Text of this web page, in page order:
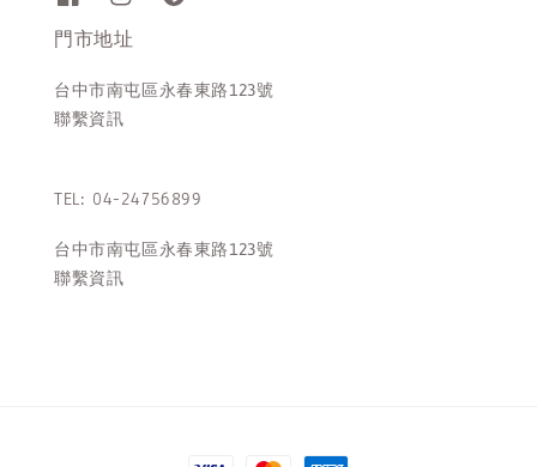
門市地址
台中市南屯區永春東路123號
聯繫資訊
TEL: 04-24756899
台中市南屯區永春東路123號
聯繫資訊